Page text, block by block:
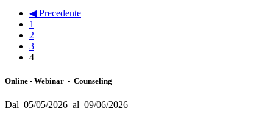
◀ Precedente
1
2
3
4
Online - Webinar - Counseling
Dal 05/05/2026 al 09/06/2026